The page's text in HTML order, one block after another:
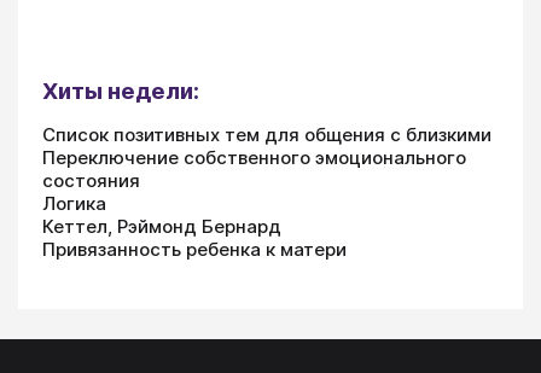
Хиты недели:
Список позитивных тем для общения с близкими
Переключение собственного эмоционального
состояния
Логика
Кеттел, Рэймонд Бернард
Привязанность ребенка к матери